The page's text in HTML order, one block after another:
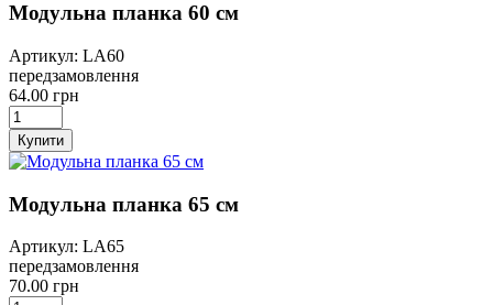
Модульна планка 60 см
Артикул: LA60
передзамовлення
64.00 грн
Купити
Модульна планка 65 см
Артикул: LA65
передзамовлення
70.00 грн